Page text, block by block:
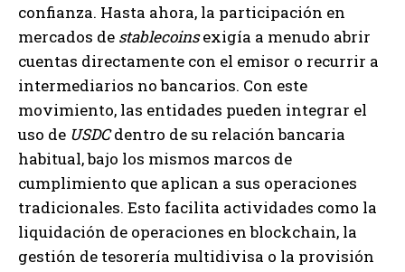
confianza. Hasta ahora, la participación en
mercados de stablecoinsexigía a menudo abrir
cuentas directamente con el emisor o recurrir a
intermediarios no bancarios. Con este
movimiento, las entidades pueden integrar el
uso de USDCdentro de su relación bancaria
habitual, bajo los mismos marcos de
cumplimiento que aplican a sus operaciones
tradicionales. Esto facilita actividades como la
liquidación de operaciones en blockchain, la
gestión de tesorería multidivisa o la provisión